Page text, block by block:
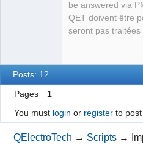
be answered via
QET doivent être
seront pas traitées
Posts: 12
Pages
1
You must login or registerto post
QElectroTech → Scripts →